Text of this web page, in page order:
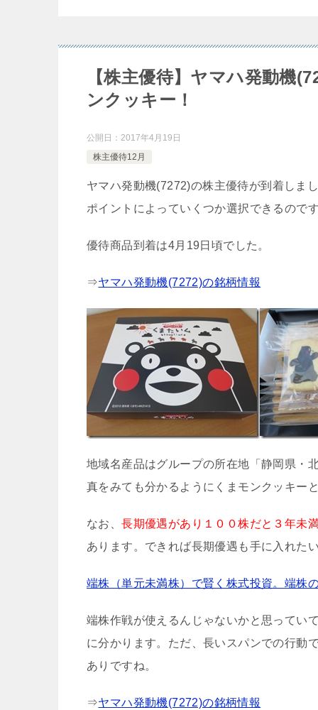
【株主優待】ヤマハ発動機
ンクッキー！
公開日： 2017年4月19日
株主優待12月
ヤマハ発動機(7272)の株主優待が到着しまし
ポイントによっていくつか選択できるので
優待商品到着は4月19日頃でした。
⇒ヤマハ発動機(7272)の銘柄情報
地域名産品はグループの所在地「静岡県・
真をみても分かるようにくまモンクッキー
なお、長期優遇があり１００株だと３年未
あります。できれば長期優遇も手に入れた
端株（単元未満株）で賢く株式投資。端株
端株作戦が使えるんじゃないかと思ってい
に分かります。ただ、長いスパンでの行動
ありですね。
⇒ヤマハ発動機(7272)の銘柄情報